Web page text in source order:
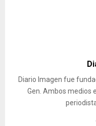
Diario Imagen fue
Gen. Ambos medios